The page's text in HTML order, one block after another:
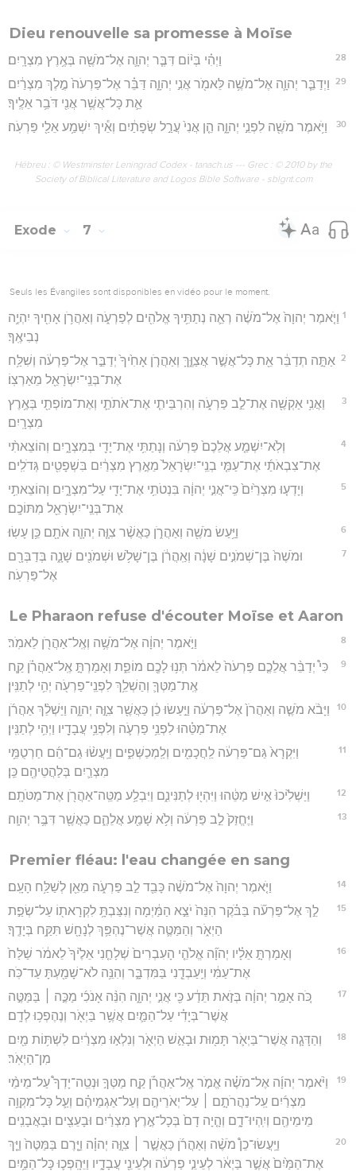
Dieu renouvelle sa promesse à Moïse
28 וַיְהִ֗י בְּי֨וֹם דִּבֶּ֧ר יְהוָ֛ה אֶל־מֹשֶׁ֖ה בְּאֶ֥רֶץ מִצְרָֽיִם׃
29
וַיְדַבֵּ֧ר יְהוָ֛ה אֶל־מֹשֶׁ֥ה לֵּאמֹ֖ר אֲנִ֣י יְהוָ֑ה דַּבֵּ֗ר אֶל־פַּרְעֹה֙ מֶ֣לֶךְ מִצְרַ֔יִם
אֵ֛ת כָּל־אֲשֶׁ֥ר אֲנִ֖י דֹּבֵ֥ר אֵלֶֽיךָ׃
30 וַיֹּ֥אמֶר מֹשֶׁ֖ה לִפְנֵ֣י יְהוָ֑ה הֵ֤ן אֲנִי֙ עֲרַ֣ל שְׂפָתַ֔יִם וְאֵ֕יךְ יִשְׁמַ֥ע אֵלַ֖י פַּרְעֹֽה׃
Hébreu : © Westminster Leningrad Codex - tanach.us --- Grec : © 2010 by the
Society of Biblical Literature and Logos Bible Software - sblgnt.com
Exode 7
Seuls les Évangiles sont disponibles en vidéo pour le moment.
1 וַיֹּ֤אמֶר יְהוָה֙ אֶל־מֹשֶׁ֔ה רְאֵ֛ה נְתַתִּ֥יךָ אֱלֹהִ֖ים לְפַרְעֹ֑ה וְאַהֲרֹ֥ן אָחִ֖יךָ יִהְיֶ֥ה
נְבִיאֶֽךָ׃
2
אַתָּ֣ה תְדַבֵּ֔ר אֵ֖ת כָּל־אֲשֶׁ֣ר אֲצַוֶּ֑ךָּ וְאַהֲרֹ֤ן אָחִ֙יךָ֙ יְדַבֵּ֣ר אֶל־פַּרְעֹ֔ה וְשִׁלַּ֥ח
אֶת־בְּנֵֽי־יִשְׂרָאֵ֖ל מֵאַרְצֽוֹ׃
3
וַאֲנִ֥י אַקְשֶׁ֖ה אֶת־לֵ֣ב פַּרְעֹ֑ה וְהִרְבֵּיתִ֧י אֶת־אֹתֹתַ֛י וְאֶת־מוֹפְתַ֖י בְּאֶ֥רֶץ
מִצְרָֽיִם׃
4
וְלֹֽא־יִשְׁמַ֤ע אֲלֵכֶם֙ פַּרְעֹ֔ה וְנָתַתִּ֥י אֶת־יָדִ֖י בְּמִצְרָ֑יִם וְהוֹצֵאתִ֨י
אֶת־צִבְאֹתַ֜י אֶת־עַמִּ֤י בְנֵֽי־יִשְׂרָאֵל֙ מֵאֶ֣רֶץ מִצְרַ֔יִם בִּשְׁפָטִ֖ים גְּדֹלִֽים׃
5
וְיָדְע֤וּ מִצְרַ֙יִם֙ כִּֽי־אֲנִ֣י יְהוָ֔ה בִּנְטֹתִ֥י אֶת־יָדִ֖י עַל־מִצְרָ֑יִם וְהוֹצֵאתִ֥י
אֶת־בְּנֵֽי־יִשְׂרָאֵ֖ל מִתּוֹכָֽם׃
6 וַיַּ֥עַשׂ מֹשֶׁ֖ה וְאַהֲרֹ֑ן כַּאֲשֶׁ֨ר צִוָּ֧ה יְהוָ֛ה אֹתָ֖ם כֵּ֥ן עָשֽׂוּ׃
7
וּמֹשֶׁה֙ בֶּן־שְׁמֹנִ֣ים שָׁנָ֔ה וְאַֽהֲרֹ֔ן בֶּן־שָׁלֹ֥שׁ וּשְׁמֹנִ֖ים שָׁנָ֑ה בְּדַבְּרָ֖ם
אֶל־פַּרְעֹֽה׃
Le Pharaon refuse d'écouter Moïse et Aaron
8 וַיֹּ֣אמֶר יְהוָ֔ה אֶל־מֹשֶׁ֥ה וְאֶֽל־אַהֲרֹ֖ן לֵאמֹֽר׃
9
כִּי֩ יְדַבֵּ֨ר אֲלֵכֶ֤ם פַּרְעֹה֙ לֵאמֹ֔ר תְּנ֥וּ לָכֶ֖ם מוֹפֵ֑ת וְאָמַרְתָּ֣ אֶֽל־אַהֲרֹ֗ן קַ֧ח
אֶֽת־מַטְּךָ֛ וְהַשְׁלֵ֥ךְ לִפְנֵֽי־פַרְעֹ֖ה יְהִ֥י לְתַנִּֽין׃
10
וַיָּבֹ֨א מֹשֶׁ֤ה וְאַהֲרֹן֙ אֶל־פַּרְעֹ֔ה וַיַּ֣עַשׂוּ כֵ֔ן כַּאֲשֶׁ֖ר צִוָּ֣ה יְהוָ֑ה וַיַּשְׁלֵ֨ךְ אַהֲרֹ֜ן
אֶת־מַטֵּ֗הוּ לִפְנֵ֥י פַרְעֹ֛ה וְלִפְנֵ֥י עֲבָדָ֖יו וַיְהִ֥י לְתַנִּֽין׃
11
וַיִּקְרָא֙ גַּם־פַּרְעֹ֔ה לַֽחֲכָמִ֖ים וְלַֽמְכַשְּׁפִ֑ים וַיַּֽעֲשׂ֨וּ גַם־הֵ֜ם חַרְטֻמֵּ֥י
מִצְרַ֛יִם בְּלַהֲטֵיהֶ֖ם כֵּֽן׃
12 וַיַּשְׁלִ֙יכוּ֙ אִ֣ישׁ מַטֵּ֔הוּ וַיִּהְי֖וּ לְתַנִּינִ֑ם וַיִּבְלַ֥ע מַטֵּֽה־אַהֲרֹ֖ן אֶת־מַטֹּתָֽם׃
13 וַיֶּחֱזַק֙ לֵ֣ב פַּרְעֹ֔ה וְלֹ֥א שָׁמַ֖ע אֲלֵהֶ֑ם כַּאֲשֶׁ֖ר דִּבֶּ֥ר יְהוָֽה׃
Premier fléau: l'eau changée en sang
14 וַיֹּ֤אמֶר יְהוָה֙ אֶל־מֹשֶׁ֔ה כָּבֵ֖ד לֵ֣ב פַּרְעֹ֑ה מֵאֵ֖ן לְשַׁלַּ֥ח הָעָֽם׃
15
לֵ֣ךְ אֶל־פַּרְעֹ֞ה בַּבֹּ֗קֶר הִנֵּה֙ יֹצֵ֣א הַמַּ֔יְמָה וְנִצַּבְתָּ֥ לִקְרָאת֖וֹ עַל־שְׂפַ֣ת
הַיְאֹ֑ר וְהַמַּטֶּ֛ה אֲשֶׁר־נֶהְפַּ֥ךְ לְנָחָ֖שׁ תִּקַּ֥ח בְּיָדֶֽךָ׃
16
וְאָמַרְתָּ֣ אֵלָ֗יו יְהוָ֞ה אֱלֹהֵ֤י הָעִבְרִים֙ שְׁלָחַ֤נִי אֵלֶ֙יךָ֙ לֵאמֹ֔ר שַׁלַּח֙
אֶת־עַמִּ֔י וְיַֽעַבְדֻ֖נִי בַּמִּדְבָּ֑ר וְהִנֵּ֥ה לֹא־שָׁמַ֖עְתָּ עַד־כֹּֽה׃
17
כֹּ֚ה אָמַ֣ר יְהוָ֔ה בְּזֹ֣את תֵּדַ֔ע כִּ֖י אֲנִ֣י יְהוָ֑ה הִנֵּ֨ה אָנֹכִ֜י מַכֶּ֣ה ׀ בַּמַּטֶּ֣ה
אֲשֶׁר־בְּיָדִ֗י עַל־הַמַּ֛יִם אֲשֶׁ֥ר בַּיְאֹ֖ר וְנֶהֶפְכ֥וּ לְדָֽם׃
18
וְהַדָּגָ֧ה אֲשֶׁר־בַּיְאֹ֛ר תָּמ֖וּת וּבָאַ֣שׁ הַיְאֹ֑ר וְנִלְא֣וּ מִצְרַ֔יִם לִשְׁתּ֥וֹת מַ֖יִם
מִן־הַיְאֹֽר׃
19
וַיֹּ֨אמֶר יְהוָ֜ה אֶל־מֹשֶׁ֗ה אֱמֹ֣ר אֶֽל־אַהֲרֹ֡ן קַ֣ח מַטְּךָ֣ וּנְטֵֽה־יָדְךָ֩ עַל־מֵימֵ֨י
מִצְרַ֜יִם עַֽל־נַהֲרֹתָ֣ם ׀ עַל־יְאֹרֵיהֶ֣ם וְעַל־אַגְמֵיהֶ֗ם וְעַ֛ל כָּל־מִקְוֵ֥ה
מֵימֵיהֶ֖ם וְיִֽהְיוּ־דָ֑ם וְהָ֤יָה דָם֙ בְּכָל־אֶ֣רֶץ מִצְרַ֔יִם וּבָעֵצִ֖ים וּבָאֲבָנִֽים׃
20
וַיַּֽעֲשׂוּ־כֵן֩ מֹשֶׁ֨ה וְאַהֲרֹ֜ן כַּאֲשֶׁ֣ר ׀ צִוָּ֣ה יְהוָ֗ה וַיָּ֤רֶם בַּמַּטֶּה֙ וַיַּ֤ךְ
אֶת־הַמַּ֙יִם֙ אֲשֶׁ֣ר בַּיְאֹ֔ר לְעֵינֵ֣י פַרְעֹ֔ה וּלְעֵינֵ֖י עֲבָדָ֑יו וַיֵּהָֽפְכ֛וּ כָּל־הַמַּ֥יִם